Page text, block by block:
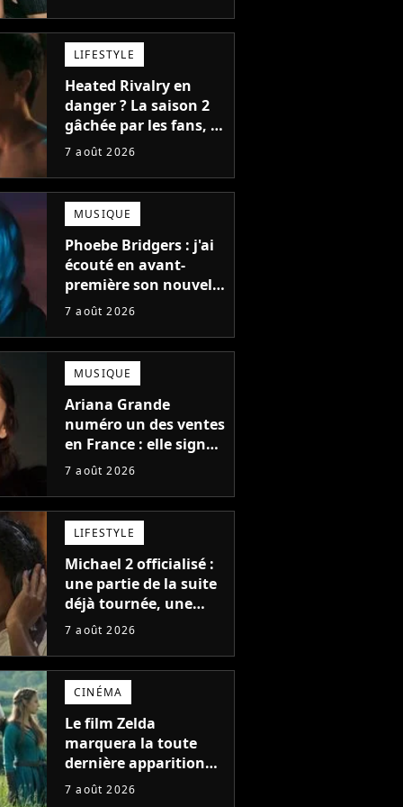
LIFESTYLE
Heated Rivalry en
danger ? La saison 2
gâchée par les fans, le
créateur pousse un
7 août 2026
MUSIQUE
Phoebe Bridgers : j'ai
écouté en avant-
première son nouvel
album, c'est le bijou
7 août 2026
MUSIQUE
Ariana Grande
numéro un des ventes
en France : elle signe
le meilleur démarrage
son album Petal
7 août 2026
LIFESTYLE
Michael 2 officialisé :
une partie de la suite
déjà tournée, une
sortie possible en
7 août 2026
CINÉMA
Le film Zelda
marquera la toute
dernière apparition
de cet acteur
7 août 2026